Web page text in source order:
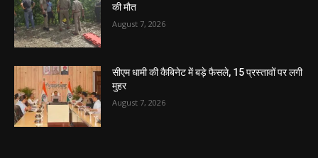
की मौत
August 7, 2026
सीएम धामी की कैबिनेट में बड़े फैसले, 15 प्रस्तावों पर लगी
मुहर
August 7, 2026